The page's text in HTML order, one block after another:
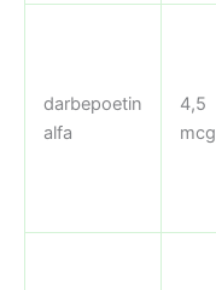
darbepoetin
alfa
4,5
mcg